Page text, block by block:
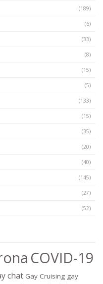
(189)
(6)
(33)
(8)
(15)
(5)
(133)
(15)
(35)
(20)
(40)
(145)
(27)
(52)
COVID-19
chat Gay Cruising gay